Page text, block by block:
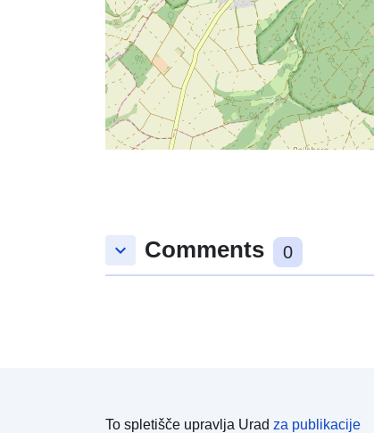
keyboard_arrow_down Comments 0
To spletišče upravlja Urad za publikacije